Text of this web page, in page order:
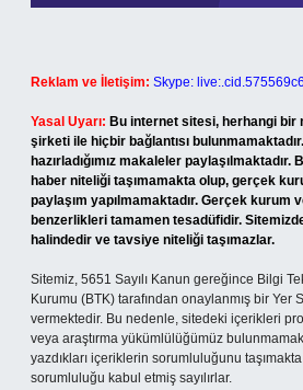
Reklam ve İletişim: Skype:
Yasal Uyarı: Bu internet sitesi, herhangi bir
şirketi ile hiçbir bağlantısı
hazırladığımız makaleler
haber niteliği taşımamakta olup, gerçek
paylaşım yapılmamaktadır. Gerçek kurum
benzerlikleri tamamen tesadüfidir.
halindedir ve tavsiye niteliği taşımazlar.
Sitemiz, 5651 Sayılı Kanun gereğince Bilgi
Kurumu (BTK) tarafından onaylanmış bir Yer
vermektedir. Bu nedenle, sitedeki içerikleri
veya araştırma yükümlülüğümüz
yazdıkları içeriklerin sorumluluğunu
sorumluluğu kabul etmiş sayılırlar.